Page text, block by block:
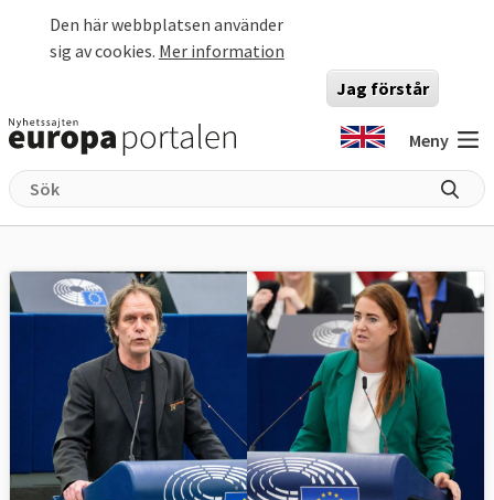
Den här webbplatsen använder
sig av cookies. Mer information
Jag förstår
Meny